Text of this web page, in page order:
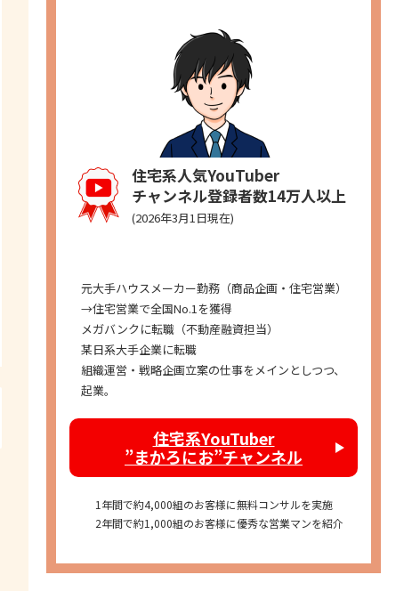
住宅系人気YouTuber
チャンネル登録者数14万人以上
(2026年3月1日現在)
元大手ハウスメーカー勤務（商品企画・住宅営業）
→住宅営業で全国No.1を獲得
メガバンクに転職（不動産融資担当）
某日系大手企業に転職
組織運営・戦略企画立案の仕事をメインとしつつ、
起業。
住宅系YouTuber
”まかろにお”チャンネル
1年間で約4,000組のお客様に無料コンサルを実施
2年間で約1,000組のお客様に優秀な営業マンを紹介